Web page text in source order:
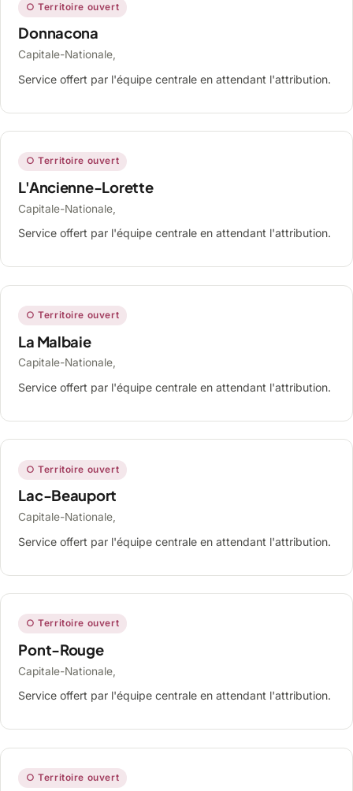
○ Territoire ouvert
Donnacona
Capitale-Nationale,
Service offert par l'équipe centrale en attendant l'attribution.
○ Territoire ouvert
L'Ancienne-Lorette
Capitale-Nationale,
Service offert par l'équipe centrale en attendant l'attribution.
○ Territoire ouvert
La Malbaie
Capitale-Nationale,
Service offert par l'équipe centrale en attendant l'attribution.
○ Territoire ouvert
Lac-Beauport
Capitale-Nationale,
Service offert par l'équipe centrale en attendant l'attribution.
○ Territoire ouvert
Pont-Rouge
Capitale-Nationale,
Service offert par l'équipe centrale en attendant l'attribution.
○ Territoire ouvert